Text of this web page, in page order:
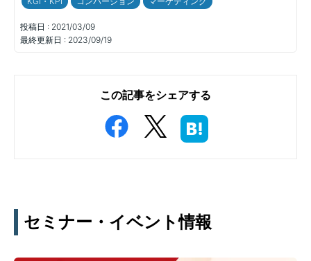
投稿日 : 2021/03/09
最終更新日 : 2023/09/19
この記事をシェアする
セミナー・イベント情報